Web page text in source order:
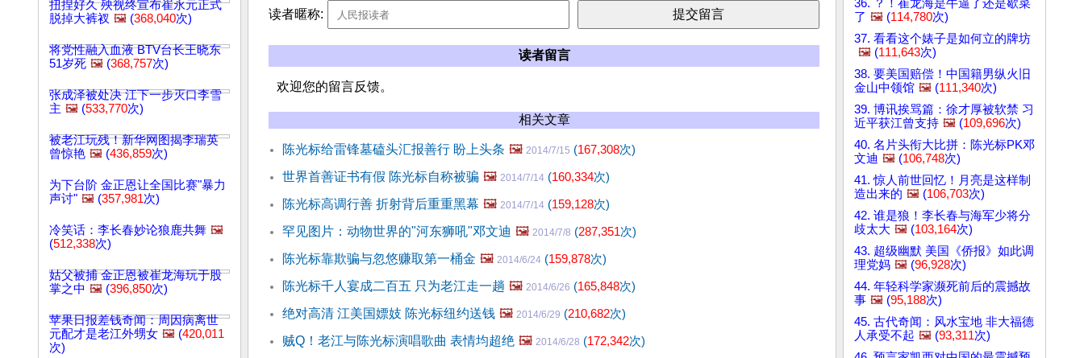
扭捏好久 殃视终宣布崔永元正式
脱掉大裤衩 🖼️ (368,040次)
将党性融入血液 BTV台长王晓东
51岁死 🖼️ (368,757次)
张成泽被处决 江下一步灭口李雪
主 🖼️ (533,770次)
被老江玩残！新华网图揭李瑞英
曾惊艳 🖼️ (436,859次)
为下台阶 金正恩让全国比赛"暴力
声讨" 🖼️ (357,981次)
冷笑话：李长春妙论狼鹿共舞 🖼️
(512,338次)
姑父被捕 金正恩被崔龙海玩于股
掌之中 🖼️ (396,850次)
苹果日报差钱奇闻：周因病离世
元配才是老江外甥女 🖼️ (420,011
次)
读者暱称:
读者留言
欢迎您的留言反馈。
相关文章
陈光标给雷锋墓磕头汇报善行 盼上头条 🖼️ 2014/7/15 (167,308次)
世界首善证书有假 陈光标自称被骗 🖼️ 2014/7/14 (160,334次)
陈光标高调行善 折射背后重重黑幕 🖼️ 2014/7/14 (159,128次)
罕见图片：动物世界的"河东狮吼"邓文迪 🖼️ 2014/7/8 (287,351次)
陈光标靠欺骗与忽悠赚取第一桶金 🖼️ 2014/6/24 (159,878次)
陈光标千人宴成二百五 只为老江走一趟 🖼️ 2014/6/26 (165,848次)
绝对高清 江美国嫖妓 陈光标纽约送钱 🖼️ 2014/6/29 (210,682次)
贼Q！老江与陈光标演唱歌曲 表情均超绝 🖼️ 2014/6/28 (172,342次)
36. ？！崔龙海是牛逼了还是歇菜
了 🖼️ (114,780次)
37. 看看这个婊子是如何立的牌坊
🖼️ (111,643次)
38. 要美国赔偿！中国籍男纵火旧
金山中领馆 🖼️ (111,340次)
39. 博讯挨骂篇：徐才厚被软禁 习
近平获江曾支持 🖼️ (109,696次)
40. 名片头衔大比拼：陈光标PK邓
文迪 🖼️ (106,748次)
41. 惊人前世回忆！月亮是这样制
造出来的 🖼️ (106,703次)
42. 谁是狼！李长春与海军少将分
歧太大 🖼️ (103,164次)
43. 超级幽默 美国《侨报》如此调
理党妈 🖼️ (96,928次)
44. 年轻科学家濒死前后的震撼故
事 🖼️ (95,188次)
45. 古代奇闻：风水宝地 非大福德
人承受不起 🖼️ (93,311次)